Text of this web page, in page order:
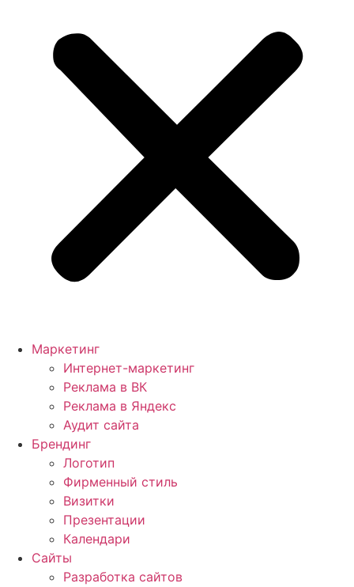
Маркетинг
Интернет-маркетинг
Реклама в ВК
Реклама в Яндекс
Аудит сайта
Брендинг
Логотип
Фирменный стиль
Визитки
Презентации
Календари
Сайты
Разработка сайтов